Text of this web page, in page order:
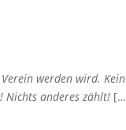
werden wird.
Nichts anderes zählt!